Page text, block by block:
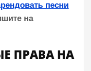
песни
на
ПРАВА НА